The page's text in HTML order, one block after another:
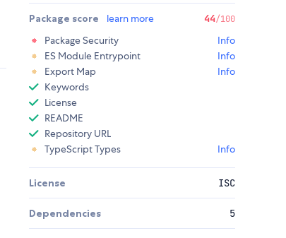
Package score learn more 44/100
Package Security
Info
ES Module Entrypoint
Info
Export Map
Info
Keywords
License
README
Repository URL
TypeScript Types
Info
License ISC
Dependencies 5